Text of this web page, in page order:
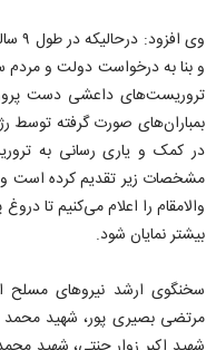
وی
و بنا به درخواست دولت و
تروریست‌های داعشی دست
بمباران‌های صورت گرفته توسط
مشخصات زیر تقدیم کرده است و
والامقام را اعلام می‌کنیم تا
بیشتر نمایان شود.
سخنگوی ارشد نیروهای مسلح
مرتضی بصیری پور، شهید محمد